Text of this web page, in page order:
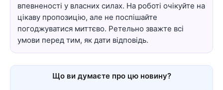
впевненості у власних силах. На роботі очікуйте на
цікаву пропозицію, але не поспішайте
погоджуватися миттєво. Ретельно зважте всі
умови перед тим, як дати відповідь.
Що ви думаєте про цю новину?